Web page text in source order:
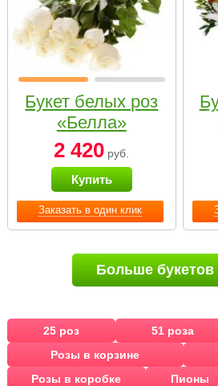
Заказать в один клик
Букет белых роз
«Белла»
2 420 руб.
Купить
Больше букетов
25 роз 51 роза
Розы в корзине
Розы в коробке
Пионы